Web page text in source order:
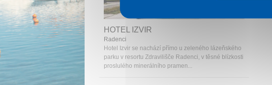
HOTEL IZVIR
Radenci
Hotel Izvir se nachází přímo u zeleného lázeňského
parku v resortu Zdravilišče Radenci, v těsné blízkosti
proslulého minerálního pramen...